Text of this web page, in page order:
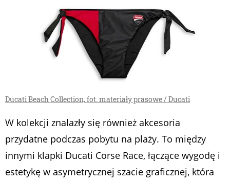
Ducati Beach Collection, fot. materiały prasowe / Ducati
W kolekcji znalazły się również akcesoria
przydatne podczas pobytu na plaży. To między
innymi klapki Ducati Corse Race, łączące wygodę i
estetykę w asymetrycznej szacie graficznej, która